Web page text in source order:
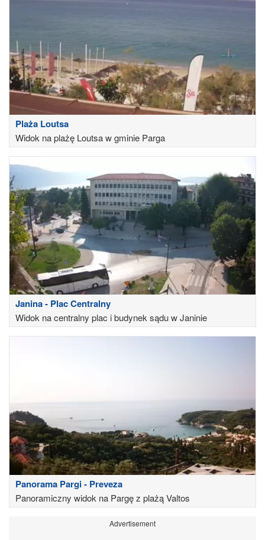
Plaża Loutsa
Widok na plażę Loutsa w gminie Parga
Janina - Plac Centralny
Widok na centralny plac i budynek sądu w Janinie
Panorama Pargi - Preveza
Panoramiczny widok na Pargę z plażą Valtos
Advertisement